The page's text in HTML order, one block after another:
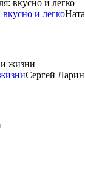
вкусно и легко
Сергей Ларин